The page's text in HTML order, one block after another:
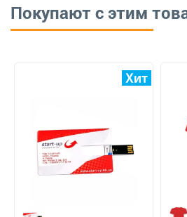
Покупают с этим